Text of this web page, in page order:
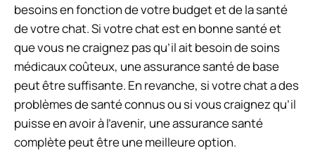
besoins en fonction de votre budget et de la santé
de votre chat. Si votre chat est en bonne santé et
que vous ne craignez pas qu’il ait besoin de soins
médicaux coûteux, une assurance santé de base
peut être suffisante. En revanche, si votre chat a des
problèmes de santé connus ou si vous craignez qu’il
puisse en avoir à l’avenir, une assurance santé
complète peut être une meilleure option.